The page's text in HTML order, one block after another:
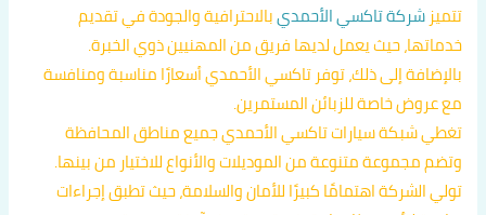
تتميزشركة تاكسي الأحمديبالاحترافية والجودة في تقديم
خدماتها، حيث يعمل لديها فريق من المهنيين ذوي الخبرة.
بالإضافة إلى ذلك، توفر تاكسي الأحمدي أسعارًا مناسبة ومنافسة
مع عروض خاصة للزبائن المستمرين.
تغطي شبكة سيارات تاكسي الأحمدي جميع مناطق المحافظة
وتضم مجموعة متنوعة من الموديلات والأنواع للاختيار من بينها.
تولي الشركة اهتمامًا كبيرًا للأمان والسلامة، حيث تطبق إجراءات